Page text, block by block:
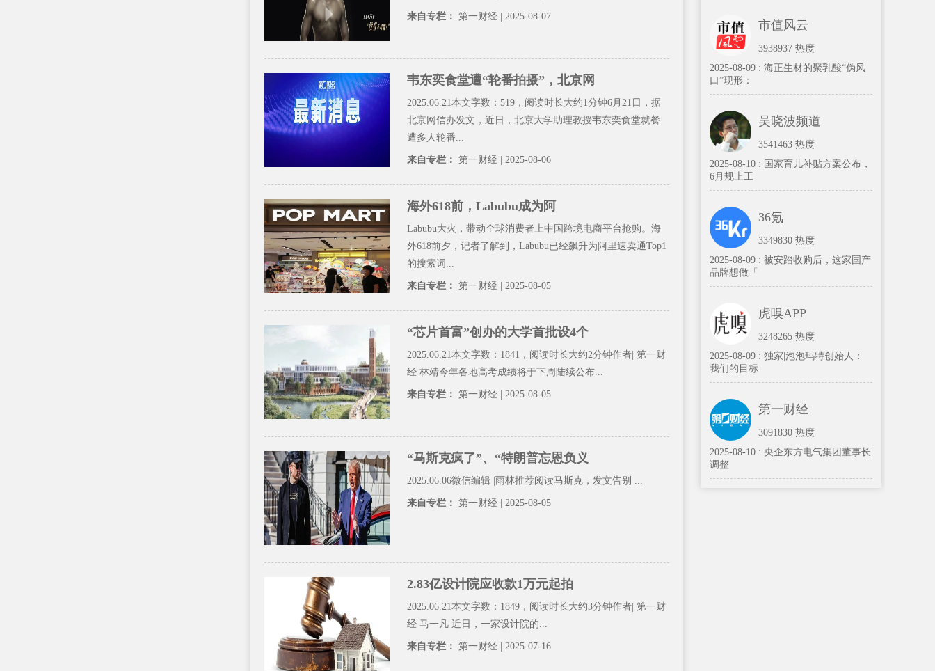
来自专栏： 第一财经 | 2025-08-07
韦东奕食堂遭“轮番拍摄”，北京网
2025.06.21本文字数：519，阅读时长大约1分钟6月21日，据
北京网信办发文，近日，北京大学助理教授韦东奕食堂就餐
遭多人轮番...
来自专栏： 第一财经 | 2025-08-06
海外618前，Labubu成为阿
Labubu大火，带动全球消费者上中国跨境电商平台抢购。海
外618前夕，记者了解到，Labubu已经飙升为阿里速卖通Top1
的搜索词...
来自专栏： 第一财经 | 2025-08-05
“芯片首富”创办的大学首批设4个
2025.06.21本文字数：1841，阅读时长大约2分钟作者| 第一财
经 林靖今年各地高考成绩将于下周陆续公布...
来自专栏： 第一财经 | 2025-08-05
“马斯克疯了”、“特朗普忘恩负义
2025.06.06微信编辑 |雨林推荐阅读马斯克，发文告别 ...
来自专栏： 第一财经 | 2025-08-05
2.83亿设计院应收款1万元起拍
2025.06.21本文字数：1849，阅读时长大约3分钟作者| 第一财
经 马一凡 近日，一家设计院的...
来自专栏： 第一财经 | 2025-07-16
市值风云
3938937 热度
2025-08-09 : 海正生材的聚乳酸“伪风
口”现形：
吴晓波频道
3541463 热度
2025-08-10 : 国家育儿补贴方案公布，
6月规上工
36氪
3349830 热度
2025-08-09 : 被安踏收购后，这家国产
品牌想做「
虎嗅APP
3248265 热度
2025-08-09 : 独家|泡泡玛特创始人：
我们的目标
第一财经
3091830 热度
2025-08-10 : 央企东方电气集团董事长
调整